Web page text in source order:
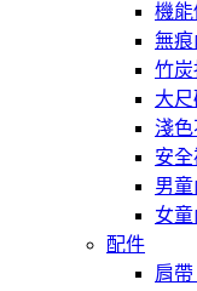
機
無
竹炭
大
淺
安
男
女
配件
肩帶